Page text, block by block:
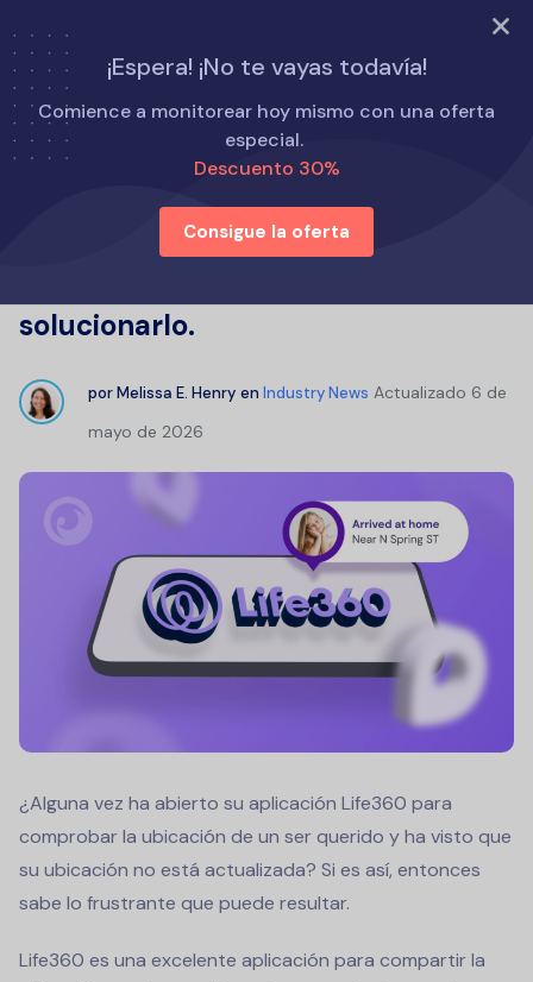
PRUEBA AHORA
¡Espera! ¡No te vayas todavía!
Comience a monitorear hoy mismo con una oferta
especial.
Descuento 30%
Consigue la oferta
Inicio
Noticias del sector
¿Life360 no actualiza la ubicación? Aquí te explicamos
cómo solucionarlo.
¿Life360 no actualiza la ubicación?
solucionarlo.
porMelissa E. Henry en Industry News Actualizado 6 de
mayo de 2026
¿Alguna vez ha abierto su aplicación Life360 para
comprobar la ubicación de un ser querido y ha visto que
su ubicación no está actualizada? Si es así, entonces
sabe lo frustrante que puede resultar.
Life360 es una excelente aplicación para compartir la